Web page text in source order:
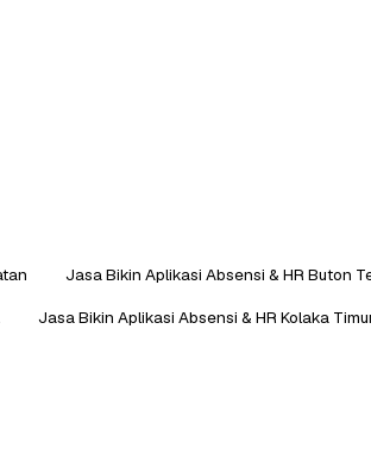
Jasa Bikin Aplikasi Absensi & HR Buton
Jasa Bikin Aplikasi Absensi & HR Kolaka